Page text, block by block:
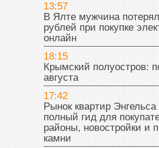
13:57
В Ялте мужчина
рублей при покупке
онлайн
18:15
Крымский полуостров:
августа
17:42
Рынок квартир Энгельса
полный гид для
районы, новостройки и
камни